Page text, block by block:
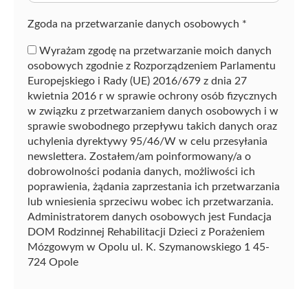
Zgoda na przetwarzanie danych osobowych *
Wyrażam zgodę na przetwarzanie moich danych
osobowych zgodnie z Rozporządzeniem Parlamentu
Europejskiego i Rady (UE) 2016/679 z dnia 27
kwietnia 2016 r w sprawie ochrony osób fizycznych
w związku z przetwarzaniem danych osobowych i w
sprawie swobodnego przepływu takich danych oraz
uchylenia dyrektywy 95/46/W w celu przesyłania
newslettera. Zostałem/am poinformowany/a o
dobrowolności podania danych, możliwości ich
poprawienia, żądania zaprzestania ich przetwarzania
lub wniesienia sprzeciwu wobec ich przetwarzania.
Administratorem danych osobowych jest Fundacja
DOM Rodzinnej Rehabilitacji Dzieci z Porażeniem
Mózgowym w Opolu ul. K. Szymanowskiego 1 45-
724 Opole